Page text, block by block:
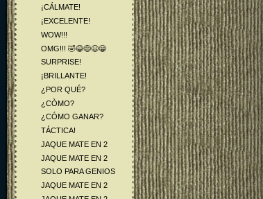
¡CÁLMATE!
¡EXCELENTE!
WOW!!!
OMG!!! 🤣😂😅😆😁
SURPRISE!
¡BRILLANTE!
¿POR QUÉ?
¿CÒMO?
¿CÓMO GANAR?
TÁCTICA!
JAQUE MATE EN 2
JAQUE MATE EN 2
SOLO PARA GENIOS
JAQUE MATE EN 2